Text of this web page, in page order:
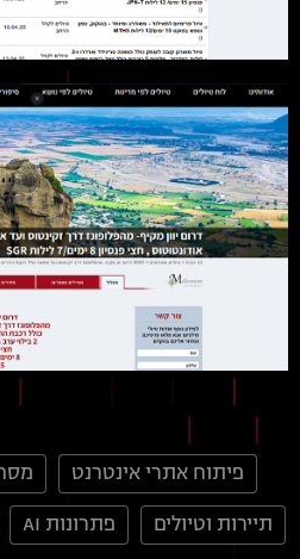
פיתוח אתרי אינטרנט
תיירות וטיולים פתרונות AI